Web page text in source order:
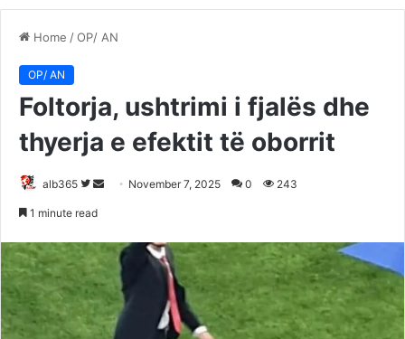
Home /OP/ AN
OP/ AN
Foltorja, ushtrimi i fjalës dhe
thyerja e efektit të oborrit
alb365
Follow
Send November 7, 2025 0 243
1 minute read